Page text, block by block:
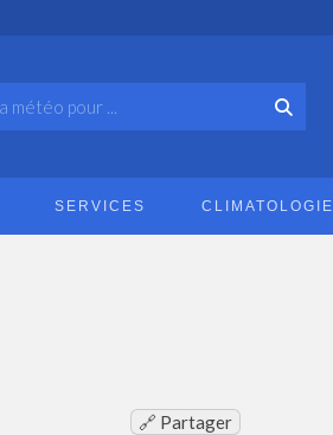
SERVICES CLIMATOLOGIE
🔗 Partager